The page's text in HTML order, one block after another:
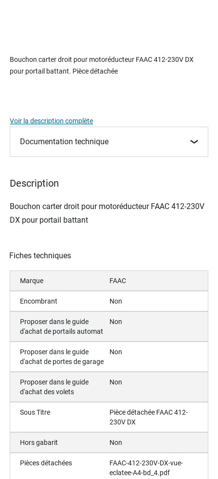
to
beginning
gallery
Bouchon carter droit pour motoréducteur FAAC 412-230V DX
pour portail battant. Pièce détachée
Voir la description complète
Documentation technique
Description
Bouchon carter droit pour motoréducteur FAAC 412-230V
DX pour portail battant
Fiches techniques
Marque FAAC
Encombrant Non
Proposer dans le guide
d'achat de portails automat
Non
Proposer dans le guide
d'achat de portes de garage
Non
Proposer dans le guide
d'achat des volets
Non
Sous Titre
Pièce détachée FAAC 412-
230V DX
Hors gabarit Non
Pièces détachées
FAAC-412-230V-DX-vue-
eclatee-A4-bd_4.pdf